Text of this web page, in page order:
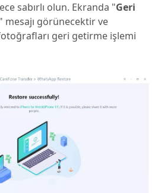
sabırlı olun. Ekranda "Geri
" mesajı görünecektir ve
geri getirme işlemi